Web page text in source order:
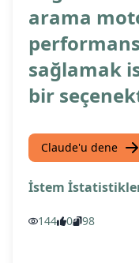
arama
sağlamak
bir
Claude'u dene
İstem
144 0 98